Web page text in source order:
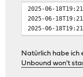
2025-06-
2025-06-
2025-06-
Natürlich habe ich
Unbound won't